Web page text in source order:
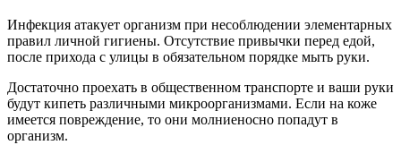
Инфекция атакует организм при несоблюдении элементарных
правил личной гигиены. Отсутствие привычки перед едой,
после прихода с улицы в обязательном порядке мыть руки.
Достаточно проехать в общественном транспорте и ваши руки
будут кипеть различными микроорганизмами. Если на коже
имеется повреждение, то они молниеносно попадут в
организм.